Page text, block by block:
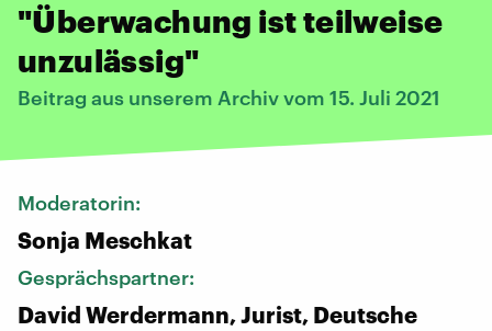
"Überwachung ist teilweise
unzulässig"
Beitrag aus unserem Archiv vom 15. Juli 2021
Moderatorin:
Sonja Meschkat
Gesprächspartner:
David Werdermann, Jurist, Deutsche